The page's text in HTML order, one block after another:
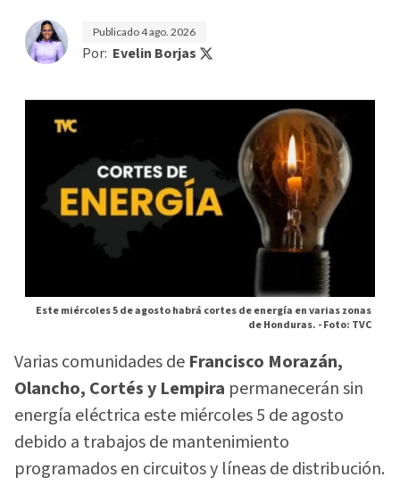
Publicado4 ago. 2026
Por: Evelin Borjas
Este miércoles 5 de agosto habrá cortes de energía en varias zonas
de Honduras. -Foto: TVC
Varias comunidades de Francisco Morazán,
Olancho, Cortés y Lempira permanecerán sin
energía eléctrica este miércoles 5 de agosto
debido a trabajos de mantenimiento
programados en circuitos y líneas de distribución.